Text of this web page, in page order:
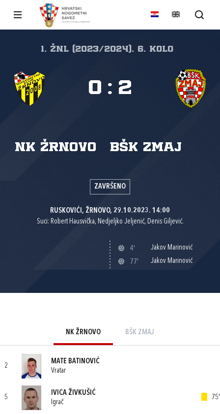
1. ŽNL (2023/2024), 6. kolo
NK Žrnovo BŠK Zmaj
0 : 2
ZAVRŠENO
RUSKOVIĆI, ŽRNOVO, 29.10.2023. 14:00
Suci: Robert Hausvička, Nedjeljko Jeljenić, Denis Giljević.
4'
Jakov Marinović
77'
Jakov Marinović
NK ŽRNOVO BŠK ZMAJ
2
MATE BATINOVIĆ
Vratar
5
IVICA ŽIVKUŠIĆ
Igrač
75'